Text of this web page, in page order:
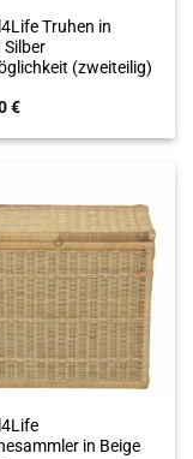
Truhen in
Silber
(zweiteilig)
€
in Beige